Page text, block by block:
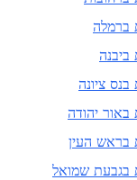
ברמלה
ביבנה
בנס ציונה
באור יהודה
בראש העין
בגבעת שמואל